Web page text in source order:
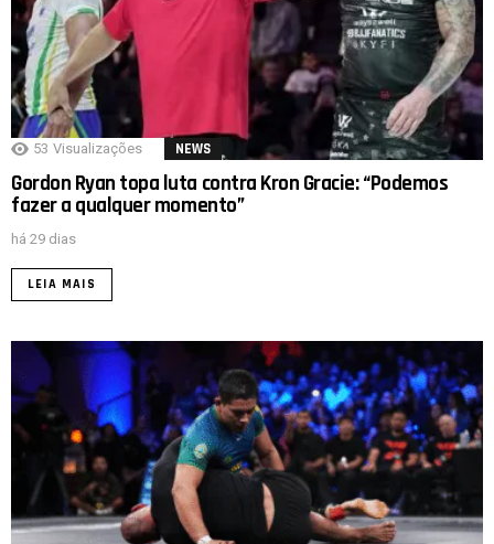
53 Visualizações NEWS
Gordon Ryan topa luta contra Kron Gracie: “Podemos
fazer a qualquer momento”
há 29 dias
LEIA MAIS